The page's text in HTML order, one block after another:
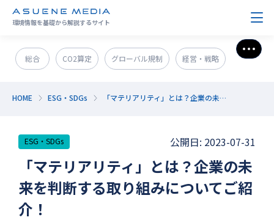
環境情報を基礎から解説するサイト
総合 CO2算定 グローバル規制 経営・戦略
CO2削減 その他
さら
HOME ESG・SDGs 「マテリアリティ」とは？企業の未来を判断する取り組みについてご紹介！
ESG・SDGs 公開日: 2023-07-31
「マテリアリティ」とは？企業の未
来を判断する取り組みについてご紹
介！